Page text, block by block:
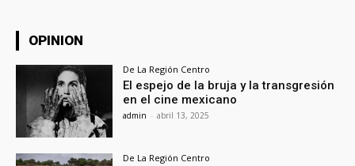
OPINION
De La Región Centro
El espejo de la bruja y la transgresión
en el cine mexicano
admin - abril 13, 2025
De La Región Centro